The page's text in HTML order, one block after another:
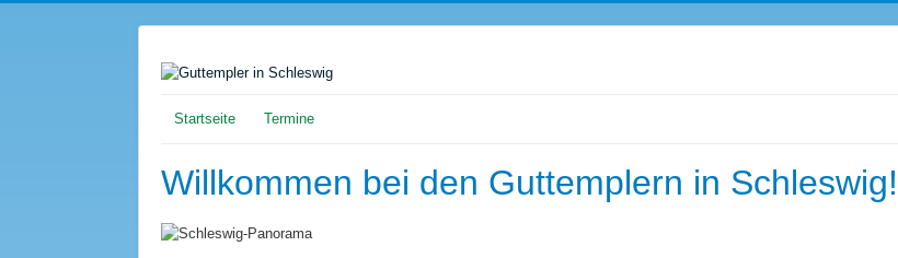
Startseite Termine
Willkommen bei den Guttemplern in Schleswig!